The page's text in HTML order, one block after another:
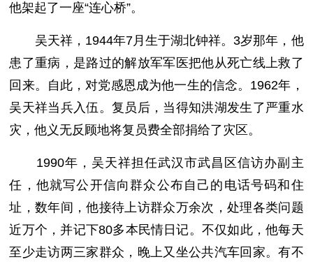
他架起了一座“连心桥”。
吴天祥，1944年7月生于湖北钟祥。3岁那年，他
患了重病，是路过的解放军军医把他从死亡线上救了
回来。自此，对党感恩成为他一生的信念。1962年，
吴天祥当兵入伍。复员后，当得知洪湖发生了严重水
灾，他义无反顾地将复员费全部捐给了灾区。
1990年，吴天祥担任武汉市武昌区信访办副主
任，他就写公开信向群众公布自己的电话号码和住
址，数年间，他接待上访群众万余次，处理各类问题
近万个，并记下80多本民情日记。不仅如此，他每天
至少走访两三家群众，晚上又坐公共汽车回家。有不